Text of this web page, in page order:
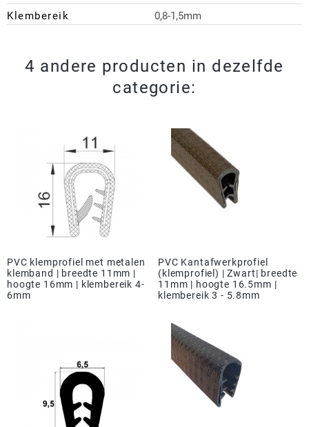
Klembereik
0,8-1,5mm
4 andere producten in dezelfde
categorie:
PVC klemprofiel met metalen
klemband | breedte 11mm |
hoogte 16mm | klembereik 4-
6mm
PVC Kantafwerkprofiel
(klemprofiel) | Zwart| breedte
11mm | hoogte 16.5mm |
klembereik 3 - 5.8mm